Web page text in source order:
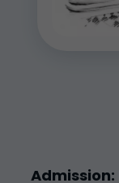
Admission: